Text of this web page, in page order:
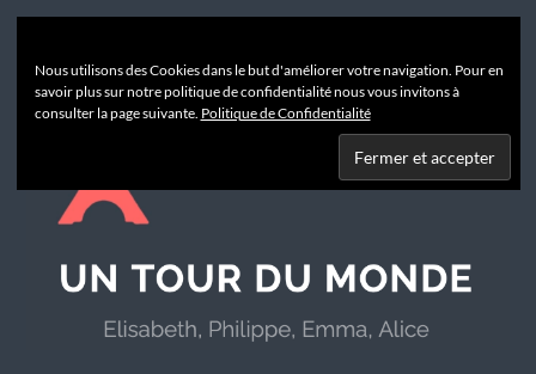
Nous utilisons des Cookies dans le but d'améliorer votre navigation. Pour en
savoir plus sur notre politique de confidentialité nous vous invitons à
consulter la page suivante. Politique de Confidentialité